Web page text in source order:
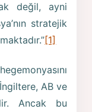
değil, ayni
stratejik
[1]
AB ve
Ancak bu